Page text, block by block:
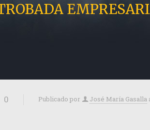
0 Publicado por José María Gasalla